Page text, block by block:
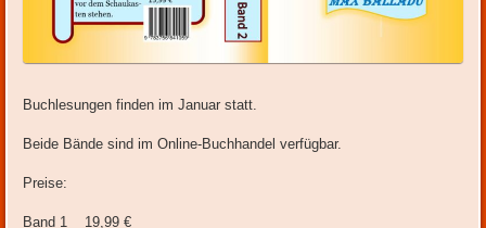
Buchlesungen finden im Januar statt.
Beide Bände sind im Online-Buchhandel verfügbar.
Preise:
Band 1 19,99 €